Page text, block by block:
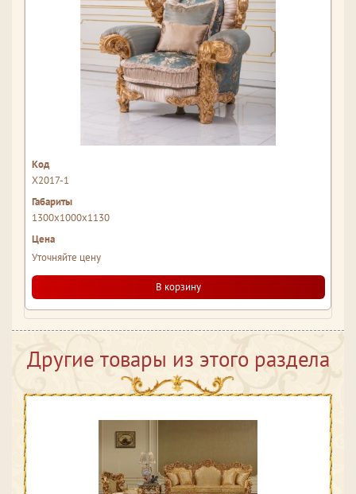
Х2017-1
1300x1000x1130
Уточняйте цену
В корзину
Другие товары из этого раздела